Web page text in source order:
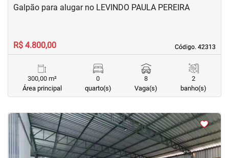
Código. 42313
Código. 42313
Galpão para alugar no LEVINDO PAULA PEREIRA
R$ 4.800,00
300,00 m²
Área principal
0
quarto(s)
8
Vaga(s)
2
banho(s)
<< <